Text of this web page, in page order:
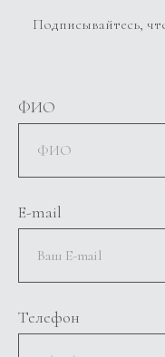
Подписывайтесь,
ФИО
E-mail
Телефон